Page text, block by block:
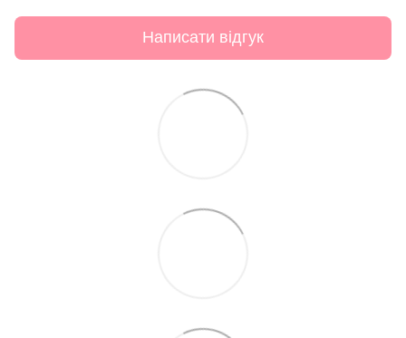
Написати відгук